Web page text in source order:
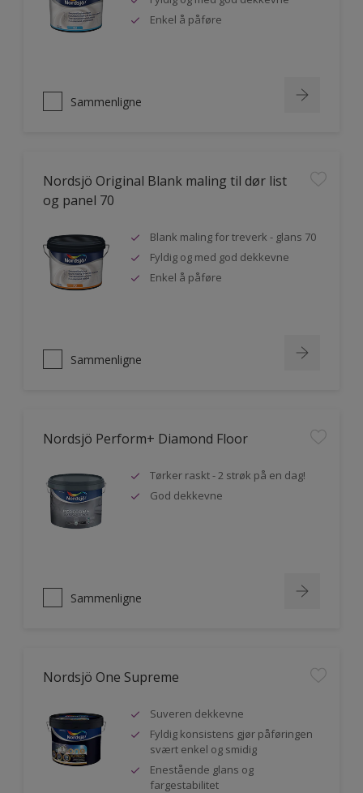
Enkel å påføre
Sammenligne
Nordsjö Original Blank maling til dør list
og panel 70
Blank maling for treverk - glans 70
Fyldig og med god dekkevne
Enkel å påføre
Sammenligne
Nordsjö Perform+ Diamond Floor
Tørker raskt - 2 strøk på en dag!
God dekkevne
Sammenligne
Nordsjö One Supreme
Suveren dekkevne
Fyldig konsistens gjør påføringen
svært enkel og smidig
Enestående glans og
fargestabilitet